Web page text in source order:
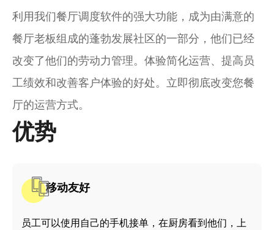
利用我们餐厅调度软件的强大功能，成为由满意的
餐厅老板组成的蓬勃发展社区的一部分，他们已经
改变了他们的劳动力管理。体验简化运营、提高员
工绩效和改善客户体验的好处。立即彻底改变您餐
厅的运营方式。
优势
移动友好
员工可以使用自己的手机接单，在厨房看到他们，上